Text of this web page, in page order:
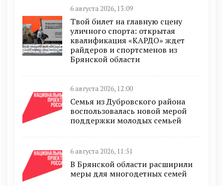
6 августа 2026, 13:09
Твой билет на главную сцену
уличного спорта: открытая
квалификация «КАРДО» ждет
райдеров и спортсменов из
Брянской области
6 августа 2026, 12:00
Семья из Дубровского района
воспользовалась новой мерой
поддержки молодых семьей
6 августа 2026, 11:51
В Брянской области расширили
меры для многодетных семей